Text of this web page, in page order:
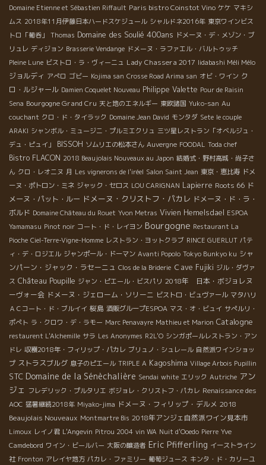
Domaine Etienne et Sébastien Riffault Paris bistro Coinstot Vino ケケ マキシ
ムス 2018年11月伊藤日本ハードスケジュール シャルドネ2016年 東京ワインビス
トロ「葡呑」
Thomas Domaine des Soulié 400ans ドメーヌ・デ・メゾン・ブ
リュレ ディジョン Brasserie Vendange ドメーヌ・ラファエル・バルトゥッチ
Pleine Lune ビストロ・ラ・ヴィーニュ Lady Chassera 2017 Iidabashi Méli Mélo
ジョルディ アぺロ ゴビー Kojima san Crosse Road Arima san オビ・ワイン ク
ロ・ルジャール Damien Coquelet Nouveau Philippe Valette Pour de Raisin
Sena Bourgogne Grand Cru 天と地のエネルギー 東欧諸国 Yuko-san Au
couchant クロ・ド・タイラック Domaine Jean David モンタダ Sete le couple
ARAKI シャンボル・ミュージニ・プルミエクリュ 三ツ星レストラン「オベルジュ・
デュ・ピュイ」
BISSOH ソムリエの松本さん Auvergne FOODAL Toda chef
Bistro FLACON 2018 Beaujolais Nouveaux au Japon 結婚式・野村高城・尚子さ
ん クロ・レオニヌ 月 Les vignerons de l'iréel Salon Saint Jean 東京・恵比寿 ドメ
ーヌ・ポトロン・ミネ ジャック・セロス LOU CARIGNAN Lapierre Roots 66 ド
メーヌ・パット・ルー ドメーヌ・クリストフ・パカレ ドメーヌ・ド・ラ・
ボルド Domaine Château du Rouet Yvon Metras Vivien Hemelsdael ESPOA
Yamamasu Pinot noir コート・ド・レイヨン Bourgogne Restaurant La
Pioche Ciel-Terre-Vigne-Homme レストラン・ヨットクラブ RINCE GUERLUT パテ
ィ・デ・ロジエル ジャンポール・ドーマン Avanti Popolo Tokyo Bunkyo ku シャ
ンパーン・ジャック・ラセーニュ Clos de la Briderie Ｃave Fujiki ジル・ダヴァ
ス Château Poupille ジャン・ピエール・ビスパリ 2018年 日本・ボジョレヌ
ーヴォー会 ドメーヌ・ジェローム・ソリーニ ビストロ・ビュヴァール マタハリ
ＡＣコート・ド・ブルイイ 桜島 酒販グループESPOA マス・オ・ビュイ サぺルリ・
ポぺト ラ・クロワ・デ・ラモー Marc Penavayre Mathieu et Marion Catalogne
restaurent L'Alchemille サラ Les Anonymes R2L'O シンガポールレストラン・アン
ドレ 収穫2018年・フィリップ・パカレ ブリュノ・シュレール 自然派ワインショッ
プ ストラスブルグ 息子のピエール TRIPLE A Kagoshima Village Arbois Pupillin
STC Domaine de la Sénèchalière Sendai white エリック Autriche アン
ジェ フレデリック・プルタリエ ボジョレ・クリストフ・パカレ Renaissance des
AOC 猛暑継続2018年 Miyako-jima ドメーヌ・フィリップ・デルメ 2018
Beaujolais Nouveaux Montmartre Bis 2018年アンジェ自然派ワイン見本市
Limoux レイノ君 L'Angevin Pitrou 2004 vin WA Nuit d'Ooedo Pierre Yve
Camdebord ワイン・ビールバー 大阪の醸造者 Eric Pfifferling イーストライン
社 Fronton アレイヤ地方 パカレ・ファミリー 葡萄ジュース キンタ・ド・カリーユ